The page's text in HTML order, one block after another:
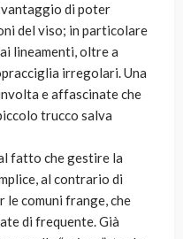
di poter
del viso; in particolare
lineamenti, oltre a
irregolari. Una
e affascinate che
trucco salva
fatto che gestire la
al contrario di
le comuni frange, che
di frequente. Già